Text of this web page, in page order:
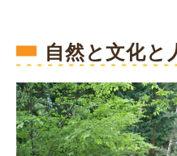
自然と文化